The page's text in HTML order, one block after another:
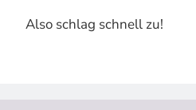
Also schlag schnell zu!